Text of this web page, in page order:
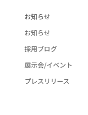
お知らせ
お知らせ
採用ブログ
展示会/イベント
プレスリリース